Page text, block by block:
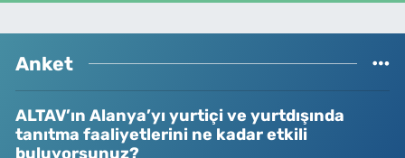
Anket
ALTAV’ın Alanya’yı yurtiçi ve yurtdışında
tanıtma faaliyetlerini ne kadar etkili
buluyorsunuz?